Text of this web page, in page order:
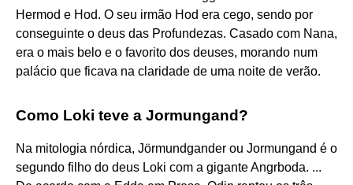
Hermod e Hod. O seu irmão Hod era cego, sendo por
conseguinte o deus das Profundezas. Casado com Nana,
era o mais belo e o favorito dos deuses, morando num
palácio que ficava na claridade de uma noite de verão.
Como Loki teve a Jormungand?
Na mitologia nórdica, Jörmundgander ou Jormungand é o
segundo filho do deus Loki com a gigante Angrboda. ...